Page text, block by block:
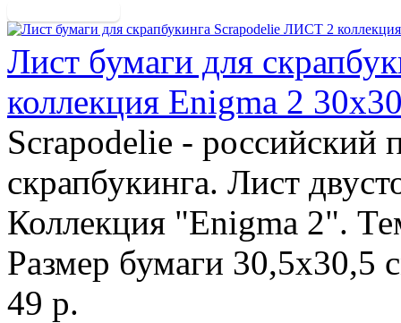
Лист бумаги для
коллекция Enigma 2
Scrapodelie - российский
скрапбукинга. Лист
Коллекция "Enigma 2".
Размер бумаги 30,5х30,5
49 р.